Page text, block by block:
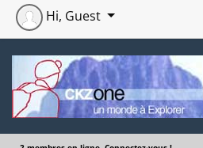
Hi, Guest